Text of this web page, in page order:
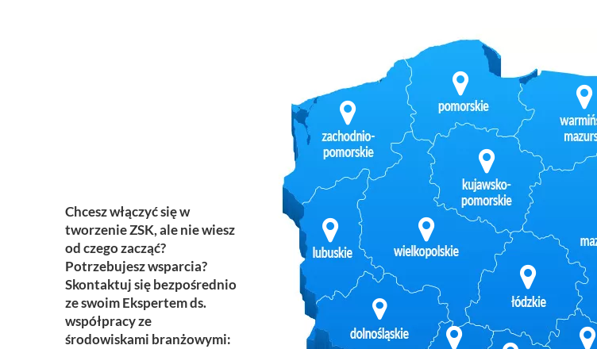
Chcesz włączyć się w
tworzenie ZSK, ale nie wiesz
od czego zacząć?
Potrzebujesz wsparcia?
Skontaktuj się bezpośrednio
ze swoim Ekspertem ds.
współpracy ze
środowiskami branżowymi: